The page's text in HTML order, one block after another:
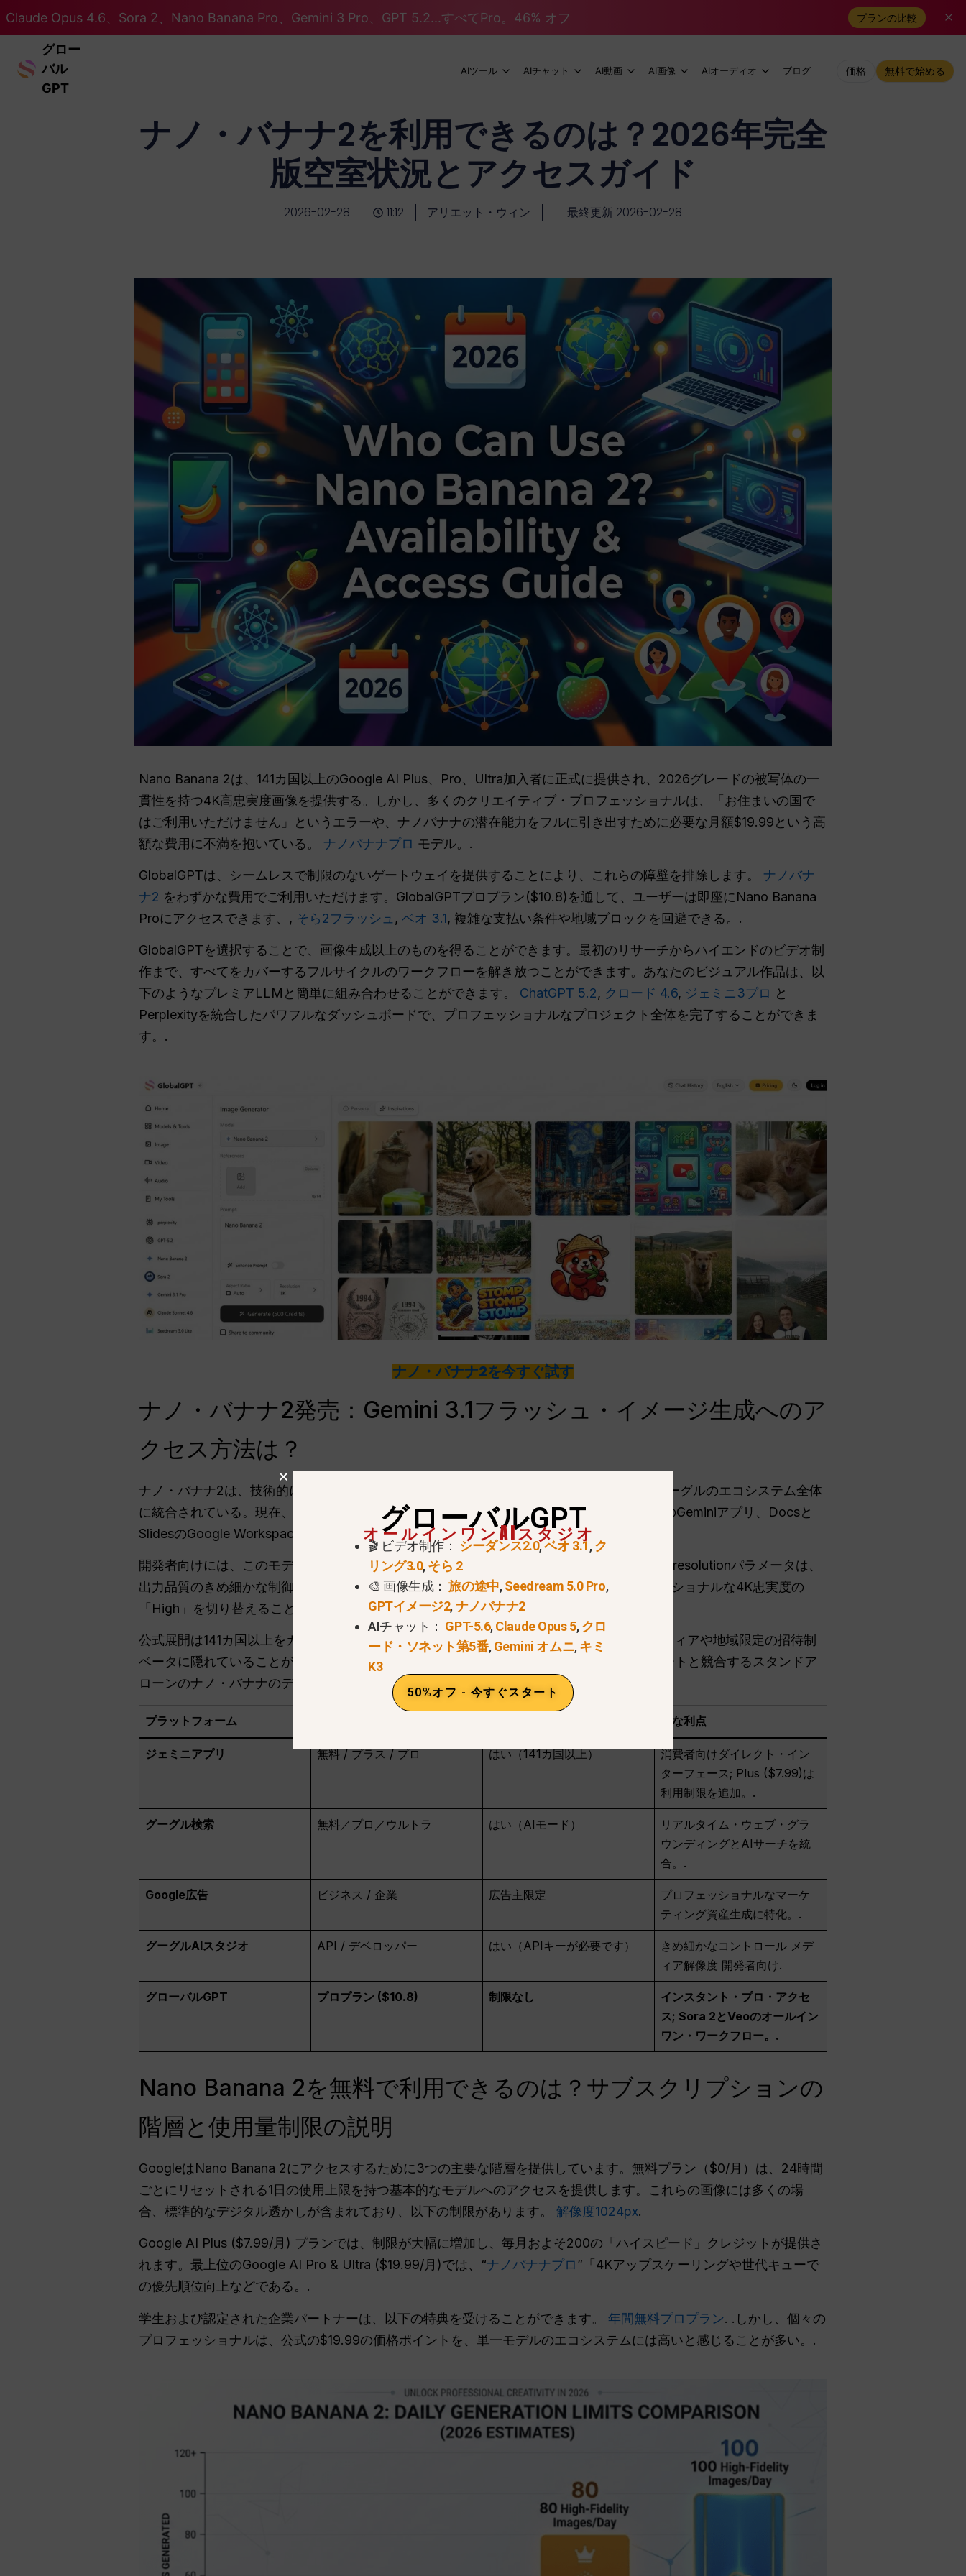
Claude Opus 4.6、Sora 2、Nano Banana Pro、Gemini 3 Pro、GPT 5.2...すべてPro。46% オフ プランの比較
グロー
バル
GPT
AIツール AIチャット AI動画 AI画像 AIオーディオ ブログ 価格 無料で始める
ナノ・バナナ2を利用できるのは？2026年完全
版空室状況とアクセスガイド
2026-02-28 11:12 アリエット・ウィン 最終更新 2026-02-28
Nano Banana 2は、141カ国以上のGoogle AI Plus、Pro、Ultra加入者に正式に提供され、2026グレードの被写体の一
貫性を持つ4K高忠実度画像を提供する。しかし、多くのクリエイティブ・プロフェッショナルは、「お住まいの国で
はご利用いただけません」というエラーや、ナノバナナの潜在能力をフルに引き出すために必要な月額$19.99という高
額な費用に不満を抱いている。 ナノバナナプロ モデル。.
GlobalGPTは、シームレスで制限のないゲートウェイを提供することにより、これらの障壁を排除します。 ナノバナ
ナ2 をわずかな費用でご利用いただけます。GlobalGPTプロプラン($10.8)を通して、ユーザーは即座にNano Banana
Proにアクセスできます、, そら2フラッシュ , ベオ 3.1, 複雑な支払い条件や地域ブロックを回避できる。.
GlobalGPTを選択することで、画像生成以上のものを得ることができます。最初のリサーチからハイエンドのビデオ制
作まで、すべてをカバーするフルサイクルのワークフローを解き放つことができます。あなたのビジュアル作品は、以
下のようなプレミアLLMと簡単に組み合わせることができます。 ChatGPT 5.2, クロード 4.6, ジェミニ3プロ と
Perplexityを統合したパワフルなダッシュボードで、プロフェッショナルなプロジェクト全体を完了することができま
す。.
ナノ・バナナ2を今すぐ試す
ナノ・バナナ2発売：Gemini 3.1フラッシュ・イメージ生成へのア
クセス方法は？
ナノ・バナナ2は、技術的にはジェミニ3.1フラッシュ・イメージ・モデルとして知られ、グーグルのエコシステム全体
に統合されている。現在、ユーザーは
能力にアクセスする検索AIモード、スタンドアロンのGeminiアプリ、Docsと
SlidesのGoogle Workspaceサイドバーを通して。.
開発者向けには、このモデルはGoogle AI StudioとGemini APIを通じて利用できる。Media_resolutionパラメータは、
出力品質のきめ細かな制御を可能にするもので、スピード重視の「Standard」とプロフェッショナルな4K忠実度の
「High」を切り替えることができる。.
公式展開は141カ国以上をカバーしているが、最先端の機能は特定のサブスクリプション・ティアや地域限定の招待制
ベータに隠れていることが多い。しかし、2026年後半には、現地のクリエイティブ・スイートと競合するスタンドア
ローンのナノ・バナナのデスクトップ・アプリが登場すると噂されている。.
プラットフォーム 主な利点
ジェミニアプリ 無料 / プラス / プロ はい（141カ国以上）
消費者向けダイレクト・イン
ターフェース; Plus ($7.99)は
利用制限を追加。.
グーグル検索 無料／プロ／ウルトラ はい（AIモード）
リアルタイム・ウェブ・グラ
ウンディングとAIサーチを統
合。.
Google広告 ビジネス / 企業 広告主限定
プロフェッショナルなマーケ
ティング資産生成に特化。.
グーグルAIスタジオ API / デベロッパー はい（APIキーが必要です） きめ細かなコントロール メデ
ィア解像度 開発者向け.
グローバルGPT プロプラン ($10.8) 制限なし
インスタント・プロ・アクセ
ス; Sora 2とVeoのオールイン
ワン・ワークフロー。.
Nano Banana 2を無料で利用できるのは？サブスクリプションの
階層と使用量制限の説明
GoogleはNano Banana 2にアクセスするために3つの主要な階層を提供しています。無料プラン（$0/月）は、24時間
ごとにリセットされる1日の使用上限を持つ基本的なモデルへのアクセスを提供します。これらの画像には多くの場
合、標準的なデジタル透かしが含まれており、以下の制限があります。 解像度1024px.
Google AI Plus ($7.99/月) プランでは、制限が大幅に増加し、毎月およそ200の「ハイスピード」クレジットが提供さ
れます。最上位のGoogle AI Pro & Ultra ($19.99/月)では、“ナノバナナプロ”「4Kアップスケーリングや世代キューで
の優先順位向上などである。.
学生および認定された企業パートナーは、以下の特典を受けることができます。 年間無料プロプラン. .しかし、個々の
プロフェッショナルは、公式の$19.99の価格ポイントを、単一モデルのエコシステムには高いと感じることが多い。.
グローバルGPT
オールインワンAIスタジオ
🎬 ビデオ制作： シーダンス2.0,ベオ 3.1,ク
リング3.0,そら 2
🎨 画像生成：旅の途中,Seedream 5.0 Pro,
GPTイメージ2,ナノバナナ2
AIチャット： GPT-5.6,Claude Opus 5,クロ
ード・ソネット第5番,Gemini オムニ,キミ
K3
50%オフ - 今すぐスタート